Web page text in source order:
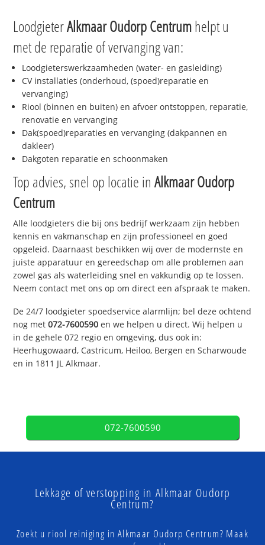
LoodgieterAlkmaar Oudorp Centrumhelpt u
met de reparatie of vervanging van:
Loodgieterswerkzaamheden (water- en gasleiding)
CV installaties (onderhoud, (spoed)reparatie en
vervanging)
Riool (binnen en buiten) en afvoer ontstoppen, reparatie,
renovatie en vervanging
Dak(spoed)reparaties en vervanging (dakpannen en
dakleer)
Dakgoten reparatie en schoonmaken
Top advies, snel op locatie inAlkmaar Oudorp
Centrum
Alle loodgieters die bij ons bedrijf werkzaam zijn hebben
kennis en vakmanschap en zijn professioneel en goed
opgeleid. Daarnaast beschikken wij over de modernste en
juiste apparatuur en gereedschap om alle problemen aan
zowel gas als waterleiding snel en vakkundig op te lossen.
Neem contact met ons op om direct een afspraak te maken.
De 24/7 loodgieter spoedservice alarmlijn; bel deze ochtend
nog met072-7600590 en we helpen u direct. Wij helpen u
in de gehele 072 regio en omgeving, dus ook in:
Heerhugowaard, Castricum, Heiloo, Bergen en Scharwoude
en in 1811 JL Alkmaar.
072-7600590
Lekkage of verstopping in Alkmaar Oudorp
Centrum?
Zoekt u riool reiniging in Alkmaar Oudorp Centrum? Maak